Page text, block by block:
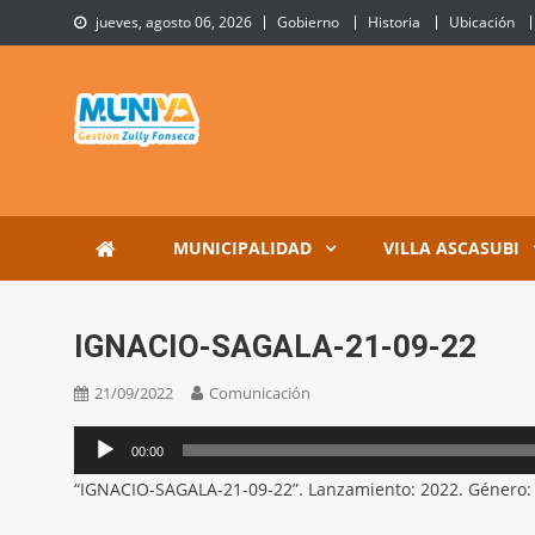
to
jueves, agosto 06, 2026 Gobierno Historia Ubicación
Municipalidad de Villa
MUNICIPALIDAD VILLA ASCASUBI
IGNACIO-SAGALA-21-09-22
21/09/2022 Comunicación
Reproductor
de
audio
00:00
“IGNACIO-SAGALA-21-09-22”. Lanzamiento: 2022.